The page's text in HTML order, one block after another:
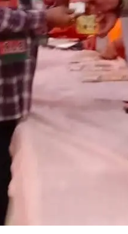
या
भा
ज
पा
का
स्था
ना
दि